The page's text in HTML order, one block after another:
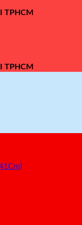
TPHCM
TPHCM